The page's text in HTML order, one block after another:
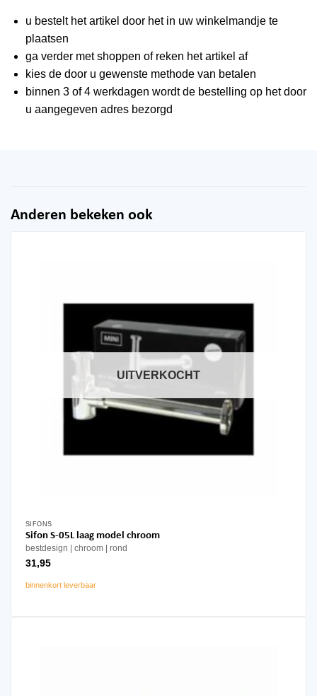
u bestelt het artikel door het in uw winkelmandje te
plaatsen
ga verder met shoppen of reken het artikel af
kies de door u gewenste methode van betalen
binnen 3 of 4 werkdagen wordt de bestelling op het door
u aangegeven adres bezorgd
Anderen bekeken ook
UITVERKOCHT
SIFONS
Sifon S-05L laag model chroom
bestdesign chroom rond
31,95
binnenkort leverbaar